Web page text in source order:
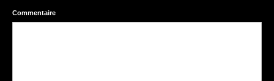
Enfants
Commentaire